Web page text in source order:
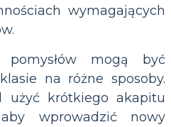
wymagających
pomysłów mogą być
na różne sposoby.
użyć krótkiego akapitu
wprowadzić nowy